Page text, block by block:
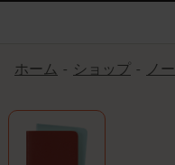
ホーム ショップ ノ